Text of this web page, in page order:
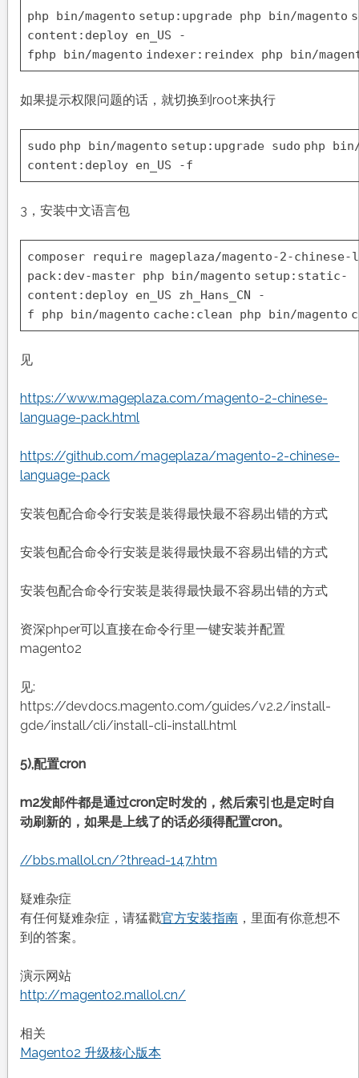
php bin/magento setup:upgrade php bin/magento
content:deploy en_US -
fphp bin/magento indexer:reindex php bin/
如果提示权限问题的话，就切换到root来执行
sudo php bin/magento setup:upgrade sudo php bin
content:deploy en_US -f
3，安装中文语言包
composer require mageplaza/magento-2-chinese-
pack:dev-master php bin/magento setup:static-
content:deploy en_US zh_Hans_CN -
f php bin/magento cache:clean php bin/magento
见
https://www.mageplaza.com/magento-2-chinese-
language-pack.html
https://github.com/mageplaza/magento-2-chinese-
language-pack
安装包配合命令行安装是装得最快最不容易出错的方式
安装包配合命令行安装是装得最快最不容易出错的方式
安装包配合命令行安装是装得最快最不容易出错的方式
资深phper可以直接在命令行里一键安装并配置
magento2
见:
https://devdocs.magento.com/guides/v2.2/install-
gde/install/cli/install-cli-install.html
5),配置cron
m2发邮件都是通过cron定时发的，然后索引也是定时自
动刷新的，如果是上线了的话必须得配置cron。
//bbs.mallol.cn/?thread-147.htm
疑难杂症
有任何疑难杂症，请猛戳官方安装指南，里面有你意想不
到的答案。
演示网站
http://magento2.mallol.cn/
相关
Magento2 升级核心版本